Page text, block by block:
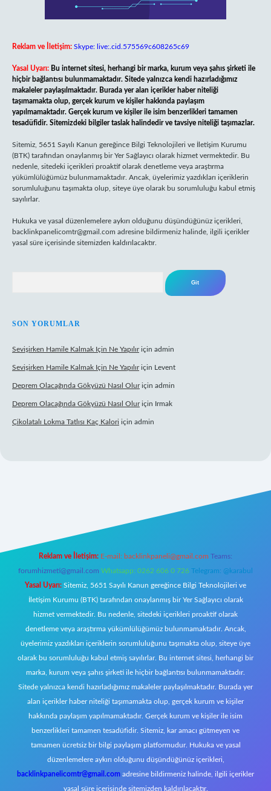
Reklam ve İletişim: Skype: live:.cid.575569c608265c69
Yasal Uyarı: Bu internet sitesi, herhangi bir marka, kurum veya şahıs şirketi ile
hiçbir bağlantısı bulunmamaktadır. Sitede yalnızca kendi hazırladığımız
makaleler paylaşılmaktadır. Burada yer alan içerikler haber niteliği
taşımamakta olup, gerçek kurum ve kişiler hakkında paylaşım
yapılmamaktadır. Gerçek kurum ve kişiler ile isim benzerlikleri tamamen
tesadüfidir. Sitemizdeki bilgiler taslak halindedir ve tavsiye niteliği taşımazlar.
Sitemiz, 5651 Sayılı Kanun gereğince Bilgi Teknolojileri ve İletişim Kurumu
(BTK) tarafından onaylanmış bir Yer Sağlayıcı olarak hizmet vermektedir. Bu
nedenle, sitedeki içerikleri proaktif olarak denetleme veya araştırma
yükümlülüğümüz bulunmamaktadır. Ancak, üyelerimiz yazdıkları içeriklerin
sorumluluğunu taşımakta olup, siteye üye olarak bu sorumluluğu kabul etmiş
sayılırlar.
Hukuka ve yasal düzenlemelere aykırı olduğunu düşündüğünüz içerikleri,
backlinkpanelicomtr@gmail.com adresine bildirmeniz halinde, ilgili içerikler
yasal süre içerisinde sitemizden kaldırılacaktır.
SON YORUMLAR
Sevişirken Hamile Kalmak Için Ne Yapılıriçin admin
Sevişirken Hamile Kalmak Için Ne Yapılıriçin Levent
Deprem Olacağında Gökyüzü Nasıl Oluriçin admin
Deprem Olacağında Gökyüzü Nasıl Oluriçin Irmak
Çikolatalı Lokma Tatlısı Kaç Kalori için admin
Reklam ve İletişim: E-mail: backlinkpaneli@gmail.com Teams:
forumhizmeti@gmail.com Whatsapp: 0262 606 0 726 Telegram: @karabul
Yasal Uyarı: Sitemiz, 5651 Sayılı Kanun gereğince Bilgi Teknolojileri ve
İletişim Kurumu (BTK) tarafından onaylanmış bir Yer Sağlayıcı olarak
hizmet vermektedir. Bu nedenle, sitedeki içerikleri proaktif olarak
denetleme veya araştırma yükümlülüğümüz bulunmamaktadır. Ancak,
üyelerimiz yazdıkları içeriklerin sorumluluğunu taşımakta olup, siteye üye
olarak bu sorumluluğu kabul etmiş sayılırlar. Bu internet sitesi, herhangi bir
marka, kurum veya şahıs şirketi ile hiçbir bağlantısı bulunmamaktadır.
Sitede yalnızca kendi hazırladığımız makaleler paylaşılmaktadır. Burada yer
alan içerikler haber niteliği taşımamakta olup, gerçek kurum ve kişiler
hakkında paylaşım yapılmamaktadır. Gerçek kurum ve kişiler ile isim
benzerlikleri tamamen tesadüfidir. Sitemiz, kar amacı gütmeyen ve
tamamen ücretsiz bir bilgi paylaşım platformudur. Hukuka ve yasal
düzenlemelere aykırı olduğunu düşündüğünüz içerikleri,
backlinkpanelicomtr@gmail.com adresine bildirmeniz halinde, ilgili içerikler
yasal süre içerisinde sitemizden kaldırılacaktır.